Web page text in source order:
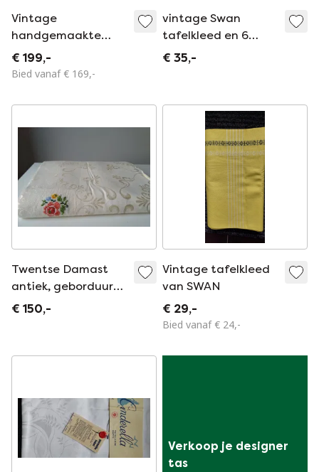
Vintage
handgemaakte
Roemeense
tafelloper van
macramé tafelloper
€ 199,-
Bied vanaf € 169,-
vintage Swan
tafelkleed en 6
servetten jaren 50
€ 35,-
Twentse Damast
antiek, geborduurd
tafellaken
€ 150,-
Vintage tafelkleed
van SWAN
€ 29,-
Bied vanaf € 24,-
Verkoop je designer
tas